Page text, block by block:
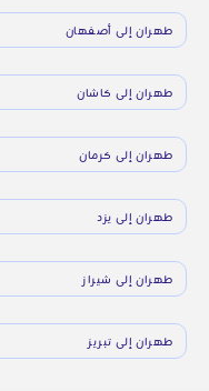
طهران إلى أصفهان
طهران إلى كاشان
طهران إلى كرمان
طهران إلى يزد
طهران إلى شيراز
طهران إلى تبريز